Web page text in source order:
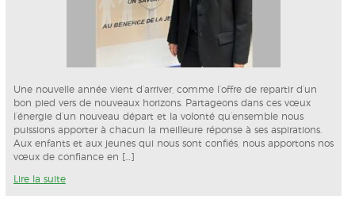
Une nouvelle année vient d’arriver, comme l’offre de repartir d’un
bon pied vers de nouveaux horizons. Partageons dans ces vœux
l’énergie d’un nouveau départ et la volonté qu’ensemble nous
puissions apporter à chacun la meilleure réponse à ses aspirations.
Aux enfants et aux jeunes qui nous sont confiés, nous apportons nos
vœux de confiance en […]
Lire la suite